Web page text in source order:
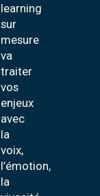
learning
sur
mesure
va
traiter
vos
enjeux
avec
la
voix,
l’émotion,
la